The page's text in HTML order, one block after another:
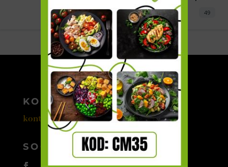
49
Powered by Estatik
KONTAKT
kontakt@cateromedia.pl
SOCIAL MEDIA